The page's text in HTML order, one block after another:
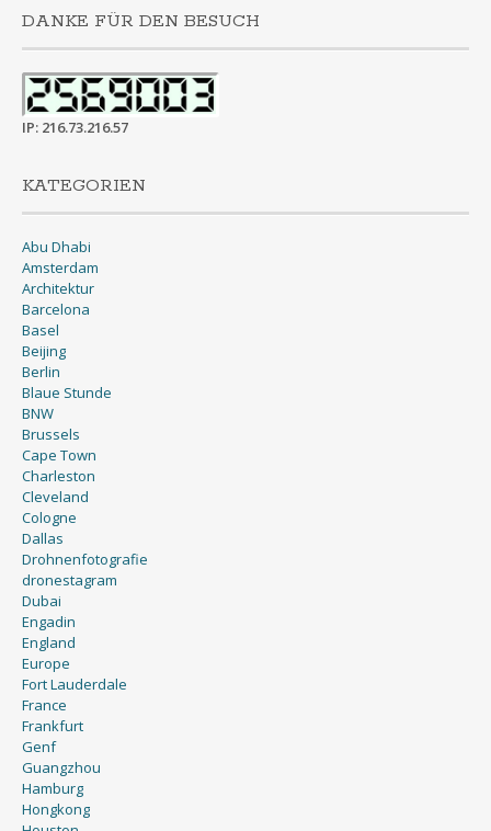
DANKE FÜR DEN BESUCH
IP: 216.73.216.57
KATEGORIEN
Abu Dhabi
Amsterdam
Architektur
Barcelona
Basel
Beijing
Berlin
Blaue Stunde
BNW
Brussels
Cape Town
Charleston
Cleveland
Cologne
Dallas
Drohnenfotografie
dronestagram
Dubai
Engadin
England
Europe
Fort Lauderdale
France
Frankfurt
Genf
Guangzhou
Hamburg
Hongkong